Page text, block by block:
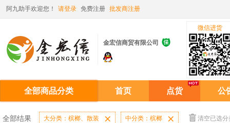
阿九助手欢迎您！ 请登录 免费注册 批发商注册
金宏信商贸有限公司 
微信进货
全部商品分类 首页 点货 公
全部结果 大分类：槟榔、散装  中分类：槟榔  清空已选分